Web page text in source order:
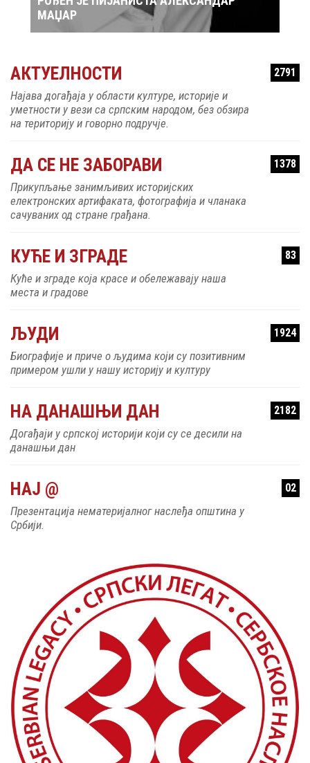
РОЂЕН ЈЕ ПЕВАЧ ЗДРАВКО ЧОЛИЋ
АКТУЕЛНОСТИ 2791
Најава догађаја у области културе, историје и
уметности у вези са српским народом, без обзира
на територију и говорно подручје.
ДА СЕ НЕ ЗАБОРАВИ 1378
Прикупљање занимљивих историјских
електронских артифаката, фотографија и чланака
сачуваних од стране грађана.
КУЋЕ И ЗГРАДЕ 83
Куће и зграде која красе и обележавају наша
места и градове
ЉУДИ 1924
Биографије и приче о људима који су позитивним
примером ушли у нашу историју и културу
НА ДАНАШЊИ ДАН 2182
Догађаји у српској историји који су се десили на
данашњи дан
НАЈ @ 02
Презентација нематеријалног наслеђа општина у
Србији.